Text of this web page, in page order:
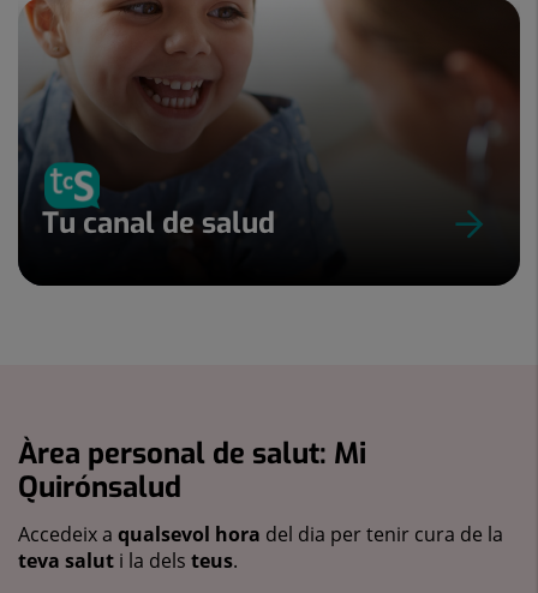
Tu canal de salud
Àrea personal de salut: Mi
Quirónsalud
Accedeix a qualsevol hora del dia per tenir cura de la
teva salut i la dels teus.